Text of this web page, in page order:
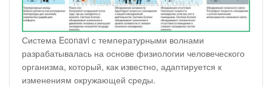
Система Econavi с температурными волнами
разрабатывалась на основе физиологии человеческого
организма, который, как известно, адаптируется к
изменениям окружающей среды.